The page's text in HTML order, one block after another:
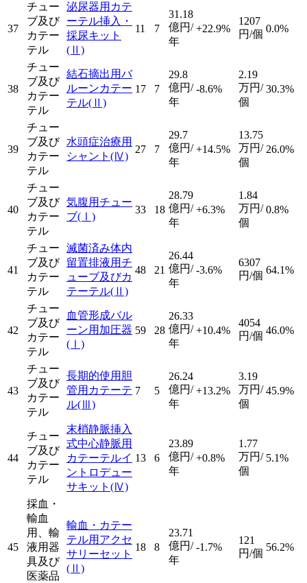
37
チュー
ブ及び
カテー
テル
泌尿器用カテ
ーテル挿入・
採尿キット
(Ⅱ)
11 7
31.18
億円/
年
+22.9%
1207
円/個 0.0%
38
チュー
ブ及び
カテー
テル
結石摘出用バ
ルーンカテー
テル(Ⅱ)
17 7
29.8
億円/
年
-8.6%
2.19
万円/
個
30.3%
39
チュー
ブ及び
カテー
テル
水頭症治療用
シャント (Ⅳ)
27 7
29.7
億円/
年
+14.5%
13.75
万円/
個
26.0%
40
チュー
ブ及び
カテー
テル
気腹用チュー
ブ(Ⅰ)
33 18
28.79
億円/
年
+6.3%
1.84
万円/
個
0.8%
41
チュー
ブ及び
カテー
テル
滅菌済み体内
留置排液用チ
ューブ及びカ
テーテル(Ⅱ)
48 21
26.44
億円/
年
-3.6%
6307
円/個 64.1%
42
チュー
ブ及び
カテー
テル
血管形成バル
ーン用加圧器
(Ⅰ)
59 28
26.33
億円/
年
+10.4%
4054
円/個 46.0%
43
チュー
ブ及び
カテー
テル
長期的使用胆
管用カテーテ
ル(Ⅲ)
7 5
26.24
億円/
年
+13.2%
3.19
万円/
個
45.9%
44
チュー
ブ及び
カテー
テル
末梢静脈挿入
式中心静脈用
カテーテルイ
ントロデュー
サキット (Ⅳ)
13 6
23.89
億円/
年
+0.8%
1.77
万円/
個
5.1%
45
採血・
輸血
用、輸
液用器
具及び
医薬品
輸血・カテー
テル用アクセ
サリーセット
(Ⅱ)
18 8
23.71
億円/
年
-1.7%
121
円/個
56.2%